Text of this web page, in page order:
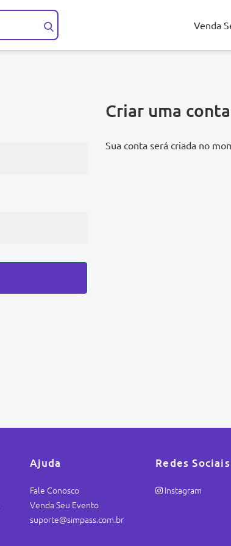
Venda
Criar uma conta
Sua conta será criada no
Ajuda
Fale Conosco
Venda Seu Evento
suporte@simpass.com.br
Redes Sociais
Instagram